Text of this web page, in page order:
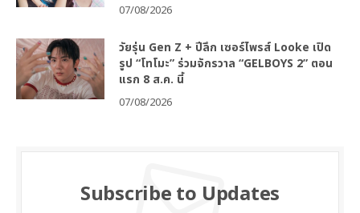
07/08/2026
วัยรุ่น Gen Z + ปีลึก เซอร์ไพรส์ Looke เปิด
รูป “โทโมะ” ร่วมจักรวาล “GELBOYS 2” ตอน
แรก 8 ส.ค. นี้
07/08/2026
Subscribe to Updates